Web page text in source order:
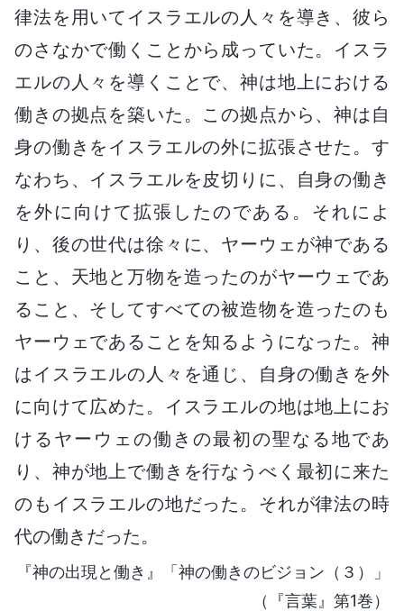
律法を用いてイスラエルの人々を導き、彼ら
のさなかで働くことから成っていた。イスラ
エルの人々を導くことで、神は地上における
働きの拠点を築いた。この拠点から、神は自
身の働きをイスラエルの外に拡張させた。す
なわち、イスラエルを皮切りに、自身の働き
を外に向けて拡張したのである。それによ
り、後の世代は徐々に、ヤーウェが神である
こと、天地と万物を造ったのがヤーウェであ
ること、そしてすべての被造物を造ったのも
ヤーウェであることを知るようになった。神
はイスラエルの人々を通じ、自身の働きを外
に向けて広めた。イスラエルの地は地上にお
けるヤーウェの働きの最初の聖なる地であ
り、神が地上で働きを行なうべく最初に来た
のもイスラエルの地だった。それが律法の時
代の働きだった。
『神の出現と働き』「神の働きのビジョン（３）」
（『言葉』第1巻）